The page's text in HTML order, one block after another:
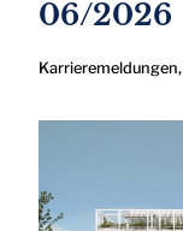
06/2026
Karrieremeldungen,